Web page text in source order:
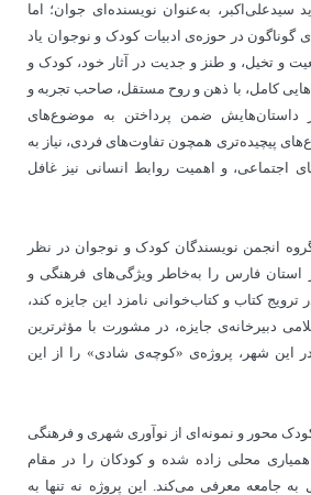
سیدعلی‌اکبر، به‌عنوان نویسنده‌ا‌ی جوان؛ اما
گوناگون در حوزه‌ی ادبیات کودک و نوجوان یاد
و تخیل، و طنز و جدیت در آثار خود، کودک و
کامل، با ذهن و روح مستقل، صاحب تجربه و
داستان‌هایش ضمن پرداختن به موضوع‌های
پیچیده‌تری همچون تفاوت‌های فردی، نیاز به
اجتماعی، و اهمیت روابط انسانی نیز غافل
انجمن نویسندگان کودک و نوجوان در نظر
فارس را به‌خاطر ویژگی‌های فرهنگی و
کتاب و کتاب‌خوانی نامزد این جایزه کند،
دبیرخانه‌ی جایزه، در مشورت با مؤثرترین
در این شهر، پروژه‌ی «کوچه‌ی شادی» را از این
محور و نمونه‌ای از نوآوری شهری و فرهنگی
محلی زاده شده و کودکان را در مقام
جامعه معرفی می‌کند. این پروژه نه تنها به